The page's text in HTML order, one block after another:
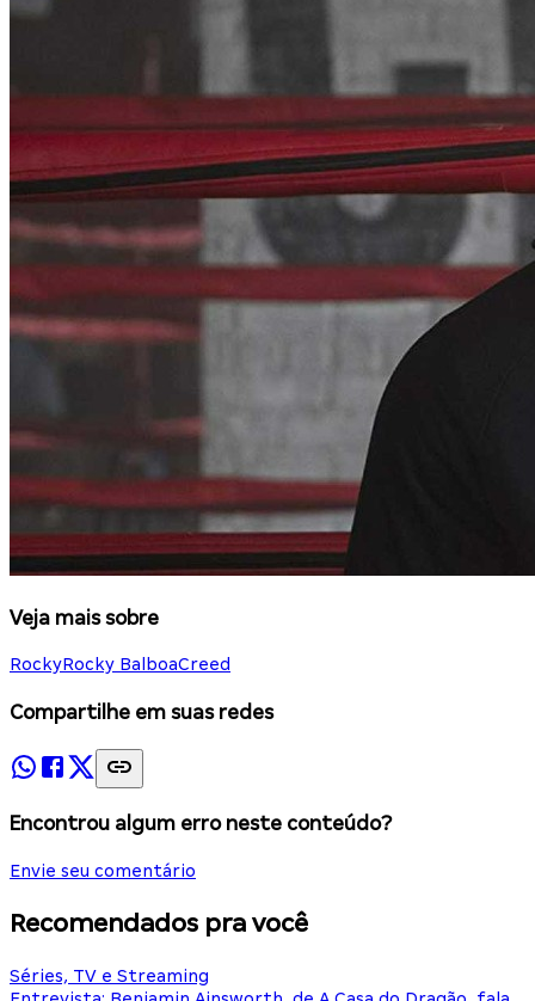
Veja mais sobre
RockyRocky BalboaCreed
Compartilhe em suas redes
Encontrou algum erro neste conteúdo?
Envie seu comentário
Recomendados pra você
Séries, TV e Streaming